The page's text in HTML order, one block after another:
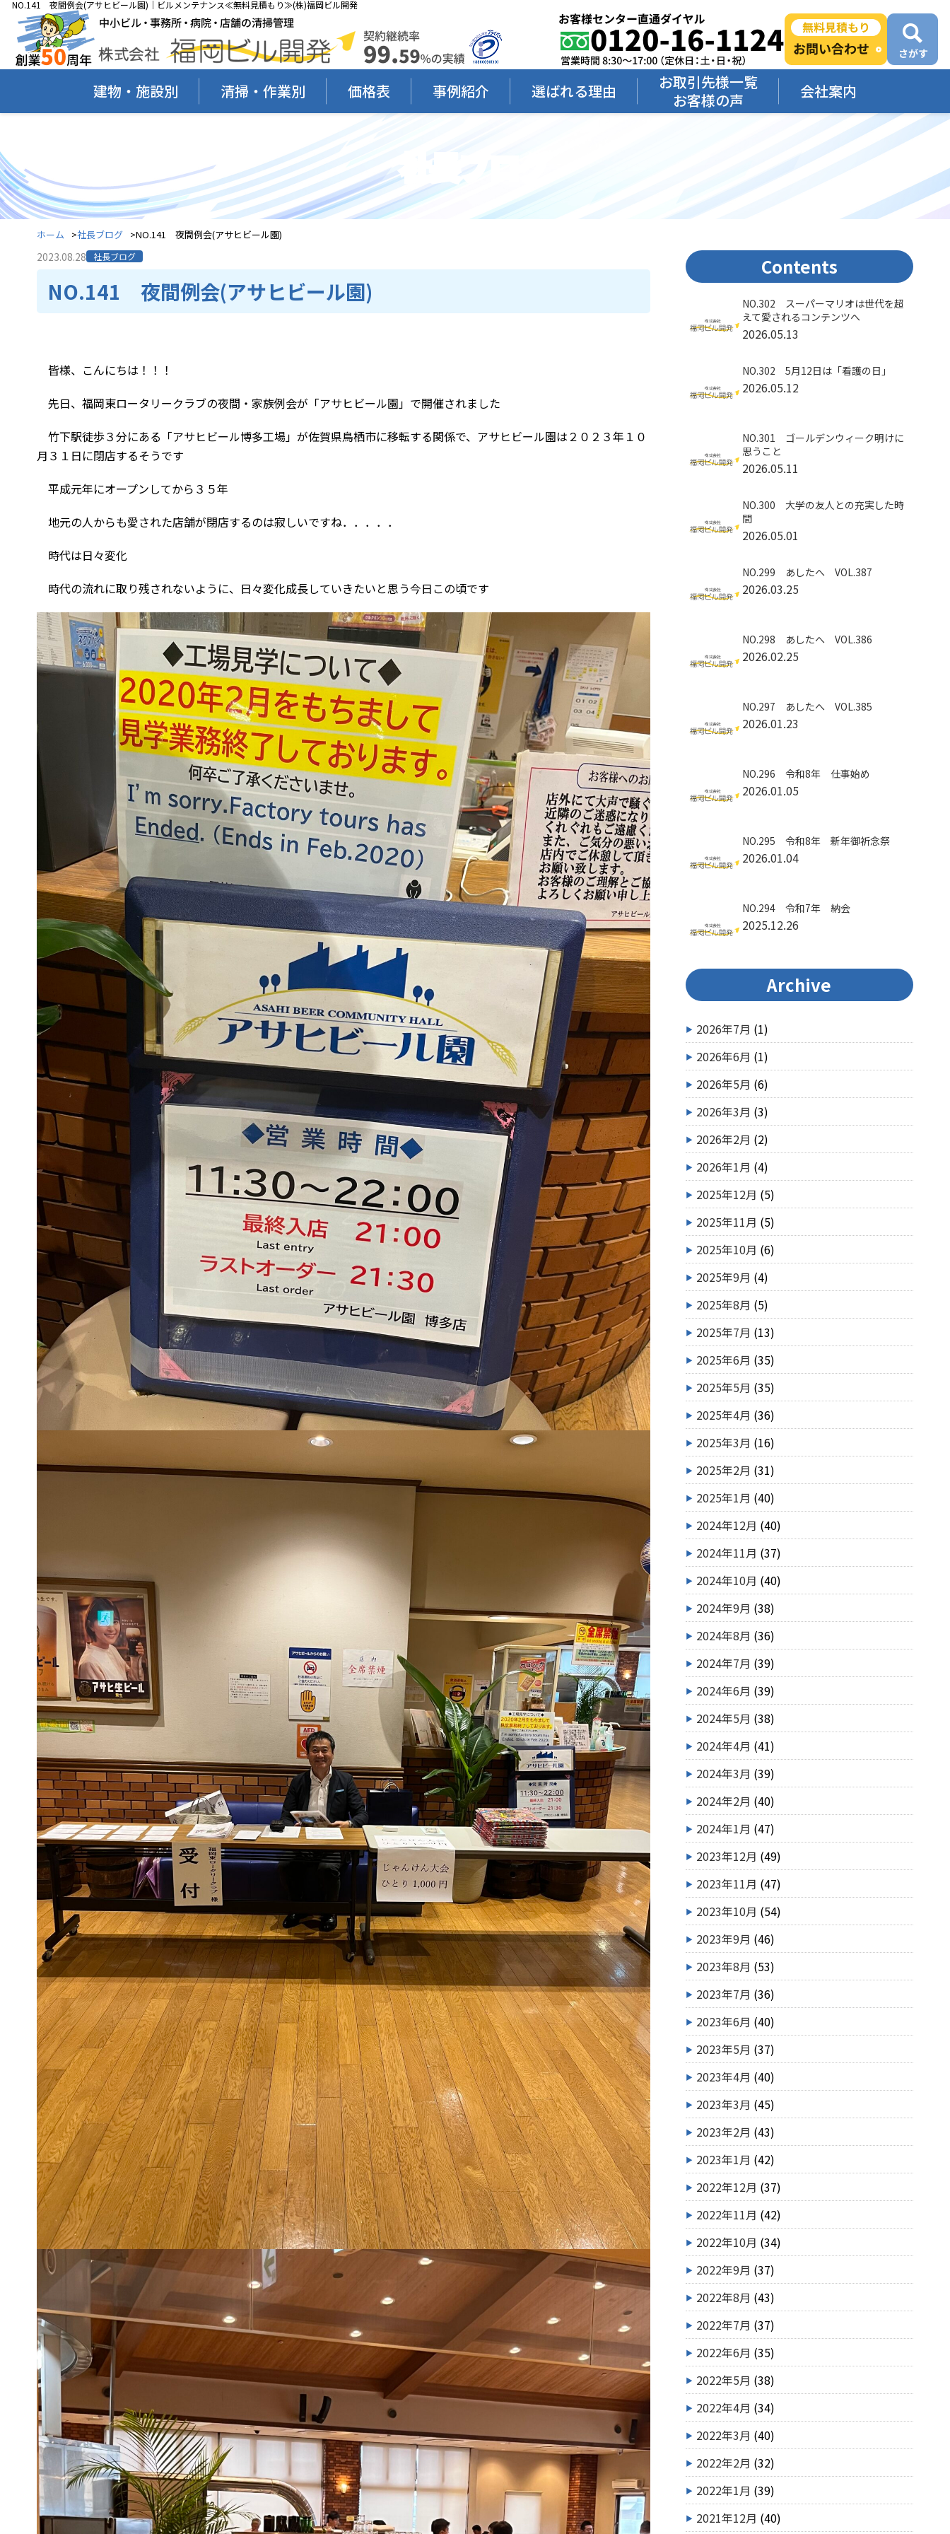
NO.141 夜間例会(アサヒビール園)｜ビルメンテナンス≪無料見積もり≫(株)福岡ビル開発
建物・施設別 清掃・作業別 価格表 事例紹介 選ばれる理由
お取引先様一覧
お客様の声
会社案内
社長ブログ
ホーム 社長ブログ NO.141 夜間例会(アサヒビール園)
2023.08.28 社長ブログ
NO.141 夜間例会(アサヒビール園)
皆様、こんにちは！！！
先日、福岡東ロータリークラブの夜間・家族例会が「アサヒビール園」で開催されました
竹下駅徒歩３分にある「アサヒビール博多工場」が佐賀県鳥栖市に移転する関係で、アサヒビール園は２０２３年１０
月３１日に閉店するそうです
平成元年にオープンしてから３５年
地元の人からも愛された店舗が閉店するのは寂しいですね．．．．．
時代は日々変化
時代の流れに取り残されないように、日々変化成長していきたいと思う今日この頃です
Contents
NO.302 スーパーマリオは世代を超
えて愛されるコンテンツへ
2026.05.13
NO.302 5月12日は「看護の日」
2026.05.12
NO.301 ゴールデンウィーク明けに
思うこと
2026.05.11
NO.300 大学の友人との充実した時
間
2026.05.01
NO.299 あしたへ VOL.387
2026.03.25
NO.298 あしたへ VOL.386
2026.02.25
NO.297 あしたへ VOL.385
2026.01.23
NO.296 令和8年 仕事始め
2026.01.05
NO.295 令和8年 新年御祈念祭
2026.01.04
NO.294 令和7年 納会
2025.12.26
Archive
2026年7月 (1)
2026年6月 (1)
2026年5月 (6)
2026年3月 (3)
2026年2月 (2)
2026年1月 (4)
2025年12月 (5)
2025年11月 (5)
2025年10月 (6)
2025年9月 (4)
2025年8月 (5)
2025年7月 (13)
2025年6月 (35)
2025年5月 (35)
2025年4月 (36)
2025年3月 (16)
2025年2月 (31)
2025年1月 (40)
2024年12月 (40)
2024年11月 (37)
2024年10月 (40)
2024年9月 (38)
2024年8月 (36)
2024年7月 (39)
2024年6月 (39)
2024年5月 (38)
2024年4月 (41)
2024年3月 (39)
2024年2月 (40)
2024年1月 (47)
2023年12月 (49)
2023年11月 (47)
2023年10月 (54)
2023年9月 (46)
2023年8月 (53)
2023年7月 (36)
2023年6月 (40)
2023年5月 (37)
2023年4月 (40)
2023年3月 (45)
2023年2月 (43)
2023年1月 (42)
2022年12月 (37)
2022年11月 (42)
2022年10月 (34)
2022年9月 (37)
2022年8月 (43)
2022年7月 (37)
2022年6月 (35)
2022年5月 (38)
2022年4月 (34)
2022年3月 (40)
2022年2月 (32)
2022年1月 (39)
2021年12月 (40)